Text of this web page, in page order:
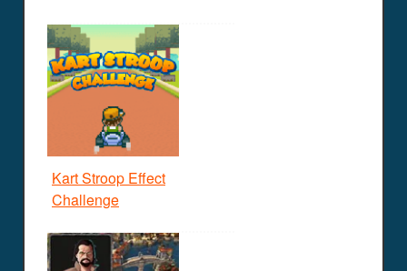
Kart Stroop Effect
Challenge